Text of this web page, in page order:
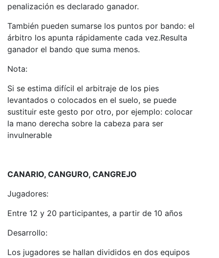
penalización es declarado ganador.
También pueden sumarse los puntos por bando: el
árbitro los apunta rápidamente cada vez.Resulta
ganador el bando que suma menos.
Nota:
Si se estima difícil el arbitraje de los pies
levantados o colocados en el suelo, se puede
sustituir este gesto por otro, por ejemplo: colocar
la mano derecha sobre la cabeza para ser
invulnerable
CANARIO, CANGURO, CANGREJO
Jugadores:
Entre 12 y 20 participantes, a partir de 10 años
Desarrollo:
Los jugadores se hallan divididos en dos equipos